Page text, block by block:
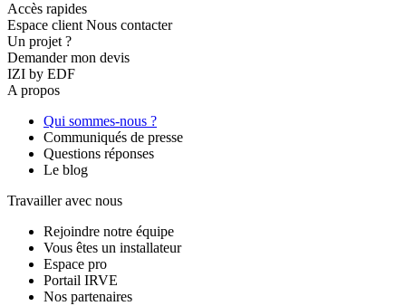
Accès rapides
Espace client Nous contacter
Un projet ?
Demander mon devis
IZI by EDF
A propos
Qui sommes-nous ?
Communiqués de presse
Questions réponses
Le blog
Travailler avec nous
Rejoindre notre équipe
Vous êtes un installateur
Espace pro
Portail IRVE
Nos partenaires